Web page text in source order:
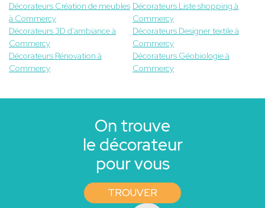
Décorateurs Création de meubles
à Commercy
Décorateurs Liste shopping à
Commercy
Décorateurs 3D d'ambiance à
Commercy
Décorateurs Designer textile à
Commercy
Décorateurs Rénovation à
Commercy
Décorateurs Géobiologie à
Commercy
On trouve
le décorateur
pour vous
TROUVER